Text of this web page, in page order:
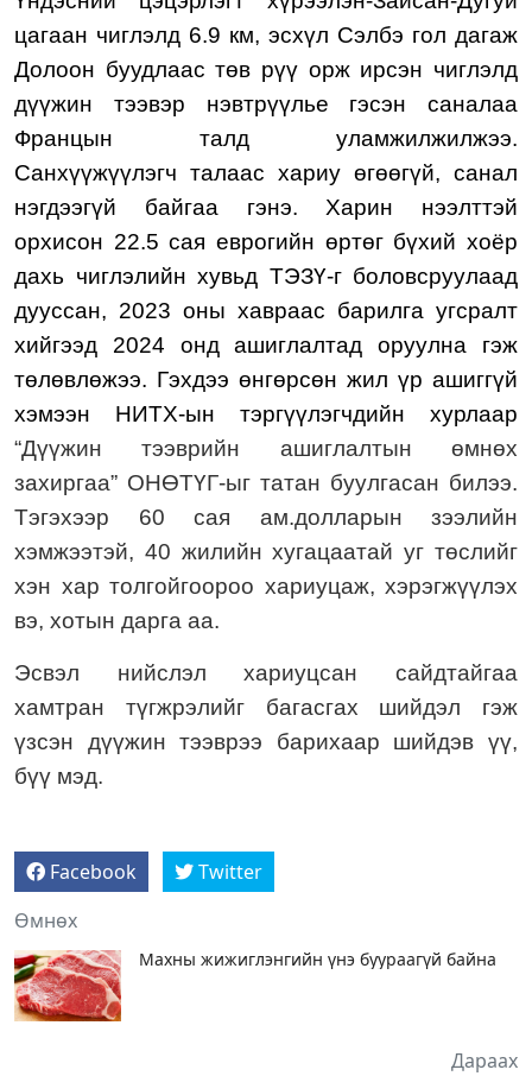
цагаан чиглэлд 6.9 км, эсхүл Сэлбэ гол дагаж
Долоон буудлаас төв рүү орж ирсэн чиглэлд
дүүжин тээвэр нэвтрүүлье гэсэн саналаа
Францын талд уламжилжилжээ.
Санхүүжүүлэгч талаас хариу өгөөгүй, санал
нэгдээгүй байгаа гэнэ. Харин нээлттэй
орхисон 22.5 сая еврогийн өртөг бүхий хоёр
дахь чиглэлийн хувьд ТЭЗҮ-г боловсруулаад
дууссан, 2023 оны хавраас барилга угсралт
хийгээд 2024 онд ашиглалтад оруулна гэж
төлөвлөжээ. Гэхдээ өнгөрсөн жил үр ашиггүй
хэмээн НИТХ-ын тэргүүлэгчдийн хурлаар
“Дүүжин тээврийн ашиглалтын өмнөх
захиргаа” ОНӨТҮГ-ыг татан буулгасан билээ.
Тэгэхээр 60 сая ам.долларын зээлийн
хэмжээтэй, 40 жилийн хугацаатай уг төслийг
хэн хар толгойгоороо хариуцаж, хэрэгжүүлэх
вэ, хотын дарга аа.
Эсвэл нийслэл хариуцсан сайдтайгаа
хамтран түгжрэлийг багасгах шийдэл гэж
үзсэн дүүжин тээврээ барихаар шийдэв үү,
бүү мэд.
Facebook
Twitter
Өмнөх
Махны жижиглэнгийн үнэ буураагүй байна
Дараах